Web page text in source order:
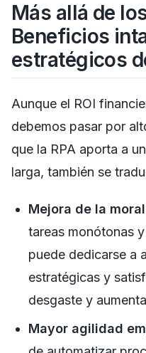
Más allá de
Beneficios
estratégicos
Aunque el ROI
debemos pasar por
que la RPA aporta a
larga, también se
Mejora de la
tareas monótonas
puede dedicarse a
estratégicas y
desgaste y
Mayor agilidad